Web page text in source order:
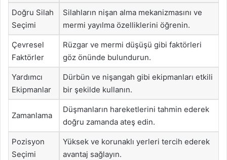
Doğru Silah
Seçimi
Silahların nişan alma mekanizmasını ve
mermi yayılma özelliklerini öğrenin.
Çevresel
Faktörler
Rüzgar ve mermi düşüşü gibi faktörleri
göz önünde bulundurun.
Yardımcı
Ekipmanlar
Dürbün ve nişangah gibi ekipmanları etkili
bir şekilde kullanın.
Zamanlama
Düşmanların hareketlerini tahmin ederek
doğru zamanda ateş edin.
Pozisyon
Seçimi
Yüksek ve korunaklı yerleri tercih ederek
avantaj sağlayın.